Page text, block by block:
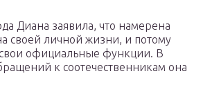
Диана заявила, что намерена
своей личной жизни, и потому
официальные функции. В
к соотечественникам она